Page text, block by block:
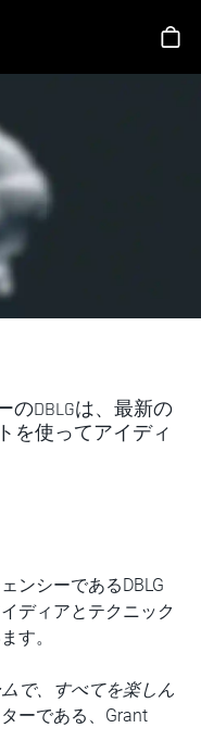
main content
シ
DBLGは、最新の
を使ってアイディ
ンシーであるDBLG
ディアとテクニック
す。
で、すべてを楽しん
ーである、Grant